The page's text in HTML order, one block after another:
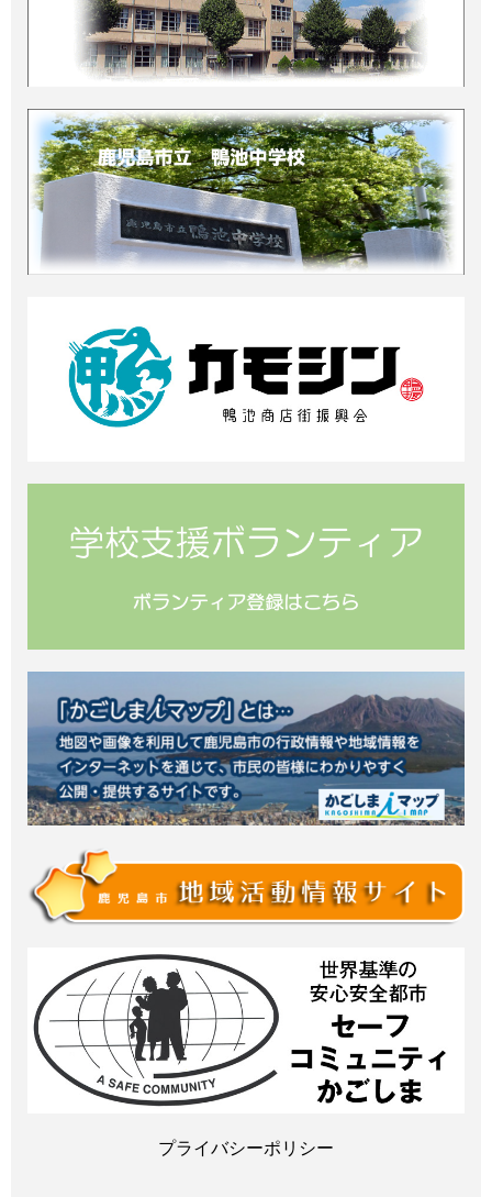
プライバシーポリシー